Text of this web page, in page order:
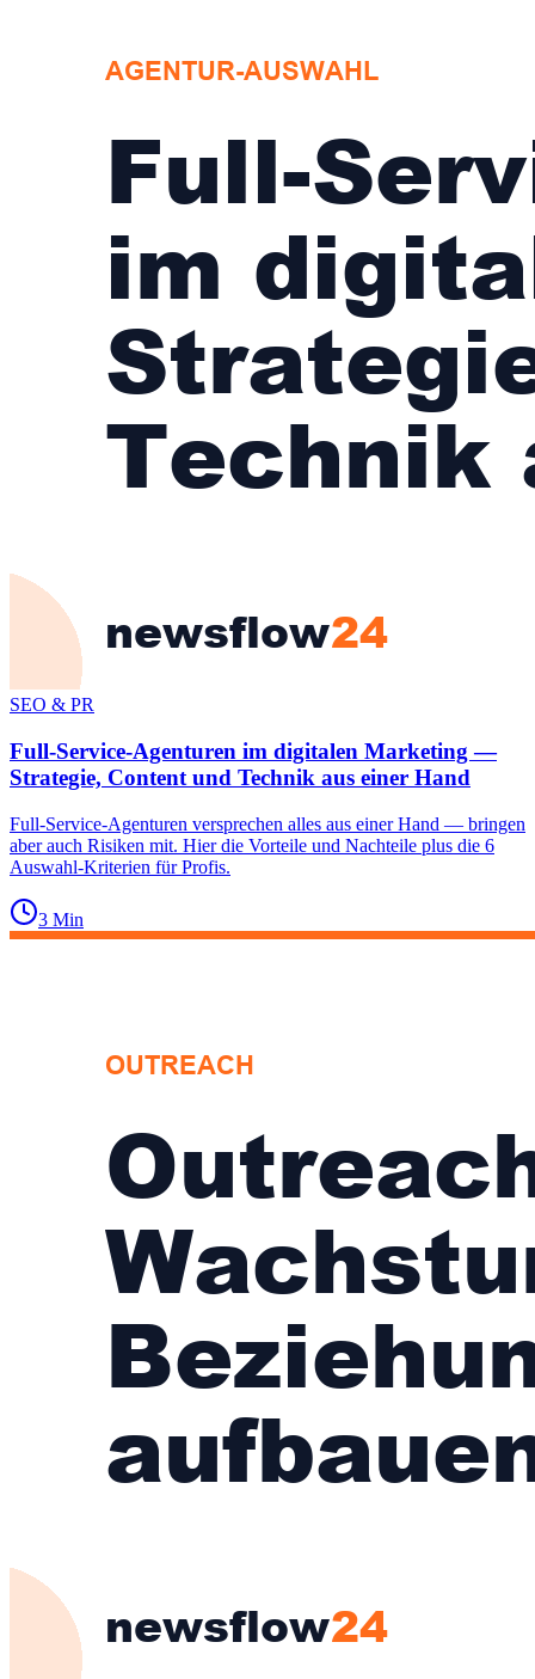
SEO & PR
Full-Service-Agenturen im digitalen Marketing —
Strategie, Content und Technik aus einer Hand
Full-Service-Agenturen versprechen alles aus einer Hand — bringen
aber auch Risiken mit. Hier die Vorteile und Nachteile plus die 6
Auswahl-Kriterien für Profis.
3 Min